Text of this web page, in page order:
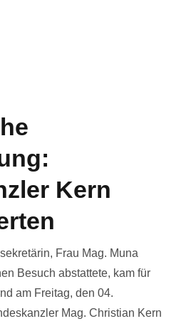
Kern
Frau Mag. Muna
Besuch abstattete, kam für
am Freitag, den 04.
Mag. Christian Kern